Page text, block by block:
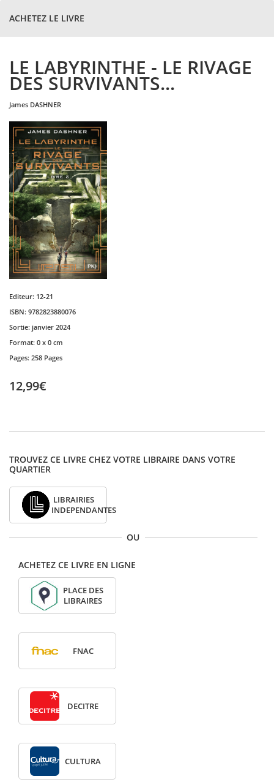
ACHETEZ LE LIVRE
LE LABYRINTHE - LE RIVAGE
DES SURVIVANTS...
james DASHNER
Editeur: 12-21
ISBN: 9782823880076
Sortie: janvier 2024
Format: 0 x 0 cm
Pages: 258 Pages
12,99€
TROUVEZ CE LIVRE CHEZ VOTRE LIBRAIRE DANS VOTRE
QUARTIER
LIBRAIRIES
INDEPENDANTES
OU
ACHETEZ CE LIVRE EN LIGNE
PLACE DES
LIBRAIRES
FNAC
DECITRE
CULTURA